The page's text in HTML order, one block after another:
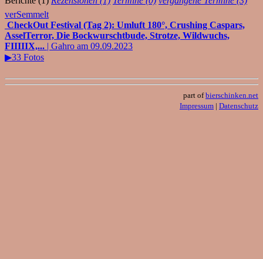
verSemmelt
CheckOut Festival (Tag 2): Umluft 180°, Crushing Caspars,
AsselTerror, Die Bockwurschtbude, Strotze, Wildwuchs,
FIIIIIX,... | Gahro am 09.09.2023
▶33 Fotos
part ofbierschinken.net
Impressum | Datenschutz